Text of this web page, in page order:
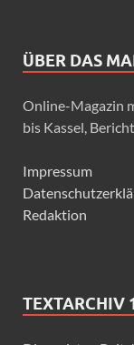
ÜBER DAS
Online-Magazin
bis Kassel,
Impressum
Redaktion
TEXTARCHIV